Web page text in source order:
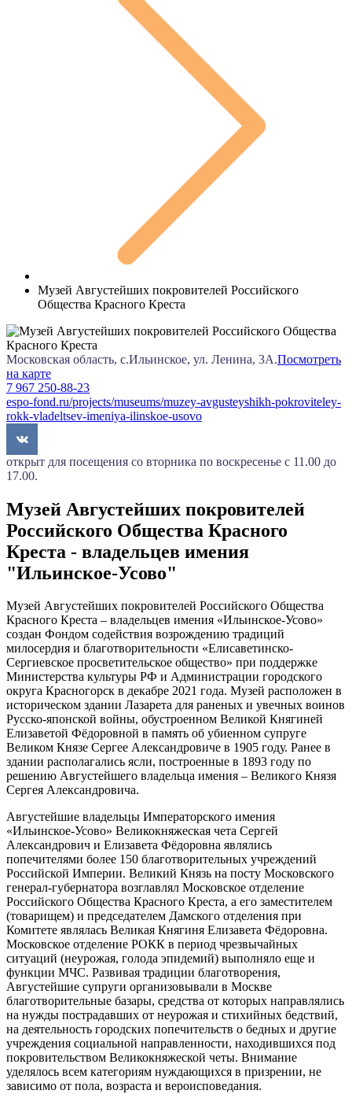
Музей Августейших покровителей Российского
Общества Красного Креста
Московская область, с.Ильинское, ул. Ленина, 3А.Посмотреть
на карте
7 967 250-88-23
espo-fond.ru/projects/museums/muzey-avgusteyshikh-pokroviteley-
rokk-vladeltsev-imeniya-ilinskoe-usovo
открыт для посещения со вторника по воскресенье с 11.00 до
17.00.
Музей Августейших покровителей
Российского Общества Красного
Креста - владельцев имения
"Ильинское-Усово"
Музей Августейших покровителей Российского Общества
Красного Креста – владельцев имения «Ильинское-Усово»
создан Фондом содействия возрождению традиций
милосердия и благотворительности «Елисаветинско-
Сергиевское просветительское общество» при поддержке
Министерства культуры РФ и Администрации городского
округа Красногорск в декабре 2021 года. Музей расположен в
историческом здании Лазарета для раненых и увечных воинов
Русско-японской войны, обустроенном Великой Княгиней
Елизаветой Фёдоровной в память об убиенном супруге
Великом Князе Сергее Александровиче в 1905 году. Ранее в
здании располагались ясли, построенные в 1893 году по
решению Августейшего владельца имения – Великого Князя
Сергея Александровича.
Августейшие владельцы Императорского имения
«Ильинское-Усово» Великокняжеская чета Сергей
Александрович и Елизавета Фёдоровна являлись
попечителями более 150 благотворительных учреждений
Российской Империи. Великий Князь на посту Московского
генерал-губернатора возглавлял Московское отделение
Российского Общества Красного Креста, а его заместителем
(товарищем) и председателем Дамского отделения при
Комитете являлась Великая Княгиня Елизавета Фёдоровна.
Московское отделение РОКК в период чрезвычайных
ситуаций (неурожая, голода эпидемий) выполняло еще и
функции МЧС. Развивая традиции благотворения,
Августейшие супруги организовывали в Москве
благотворительные базары, средства от которых направлялись
на нужды пострадавших от неурожая и стихийных бедствий,
на деятельность городских попечительств о бедных и другие
учреждения социальной направленности, находившихся под
покровительством Великокняжеской четы. Внимание
уделялось всем категориям нуждающихся в призрении, не
зависимо от пола, возраста и вероисповедания.